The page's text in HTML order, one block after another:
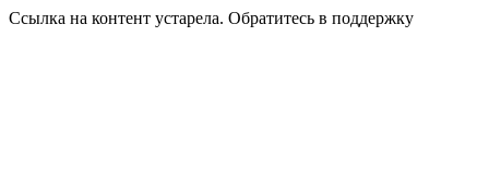
Ссылка на контент устарела. Обратитесь в поддержку